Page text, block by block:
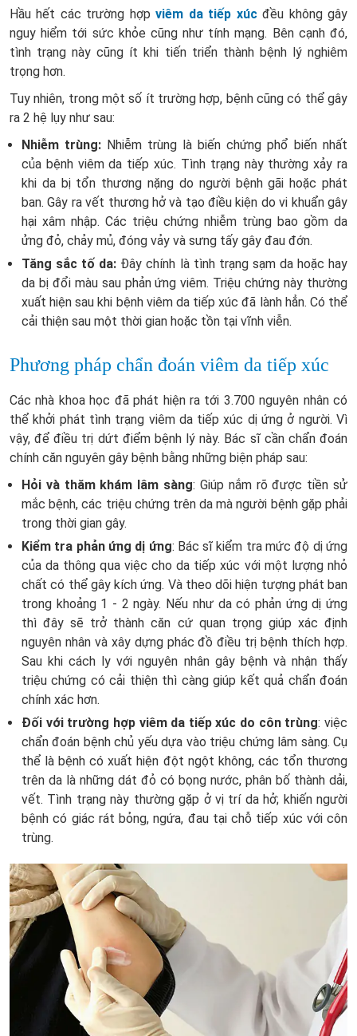
Hầu hết các trường hợpviêm da tiếp xúcđều không gây
nguy hiểm tới sức khỏe cũng như tính mạng. Bên cạnh đó,
tình trạng này cũng ít khi tiến triển thành bệnh lý nghiêm
trọng hơn.
Tuy nhiên, trong một số ít trường hợp, bệnh cũng có thể gây
ra 2 hệ lụy như sau:
Nhiễm trùng: Nhiễm trùng là biến chứng phổ biến nhất
của bệnh viêm da tiếp xúc. Tình trạng này thường xảy ra
khi da bị tổn thương nặng do người bệnh gãi hoặc phát
ban. Gây ra vết thương hở và tạo điều kiện do vi khuẩn gây
hại xâm nhập. Các triệu chứng nhiễm trùng bao gồm da
ửng đỏ, chảy mủ, đóng vảy và sưng tấy gây đau đớn.
Tăng sắc tố da: Đây chính là tình trạng sạm da hoặc hay
da bị đổi màu sau phản ứng viêm. Triệu chứng này thường
xuất hiện sau khi bệnh viêm da tiếp xúc đã lành hẳn. Có thể
cải thiện sau một thời gian hoặc tồn tại vĩnh viễn.
Phương pháp chẩn đoán viêm da tiếp xúc
Các nhà khoa học đã phát hiện ra tới 3.700 nguyên nhân có
thể khởi phát tình trạng viêm da tiếp xúc dị ứng ở người. Vì
vậy, để điều trị dứt điểm bệnh lý này. Bác sĩ cần chẩn đoán
chính căn nguyên gây bệnh bằng những biện pháp sau:
Hỏi và thăm khám lâm sàng: Giúp nắm rõ được tiền sử
mắc bệnh, các triệu chứng trên da mà người bệnh gặp phải
trong thời gian gây.
Kiểm tra phản ứng dị ứng: Bác sĩ kiểm tra mức độ dị ứng
của da thông qua việc cho da tiếp xúc với một lượng nhỏ
chất có thể gây kích ứng. Và theo dõi hiện tượng phát ban
trong khoảng 1 - 2 ngày. Nếu như da có phản ứng dị ứng
thì đây sẽ trở thành căn cứ quan trọng giúp xác định
nguyên nhân và xây dựng phác đồ điều trị bệnh thích hợp.
Sau khi cách ly với nguyên nhân gây bệnh và nhận thấy
triệu chứng có cải thiện thì càng giúp kết quả chẩn đoán
chính xác hơn.
Đối với trường hợp viêm da tiếp xúc do côn trùng: việc
chẩn đoán bệnh chủ yếu dựa vào triệu chứng lâm sàng. Cụ
thể là bệnh có xuất hiện đột ngột không, các tổn thương
trên da là những dát đỏ có bọng nước, phân bố thành dải,
vết. Tình trạng này thường gặp ở vị trí da hở; khiến người
bệnh có giác rát bỏng, ngứa, đau tại chỗ tiếp xúc với côn
trùng.